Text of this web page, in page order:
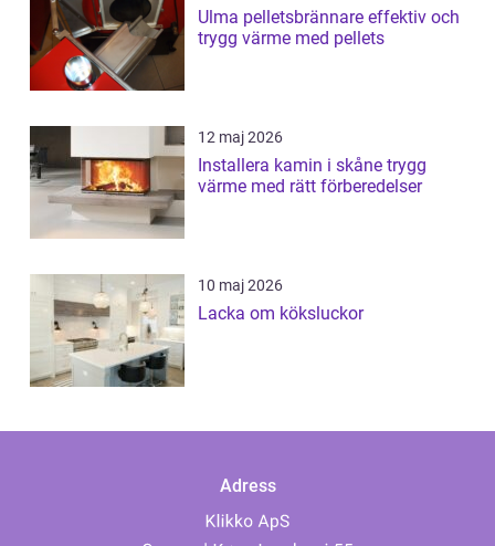
Ulma pelletsbrännare effektiv och
trygg värme med pellets
12 maj 2026
Installera kamin i skåne trygg
värme med rätt förberedelser
10 maj 2026
Lacka om köksluckor
Adress